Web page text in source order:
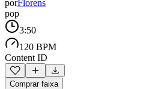
porFlorens
pop
3:50
120 BPM
Content ID
Comprar faixa